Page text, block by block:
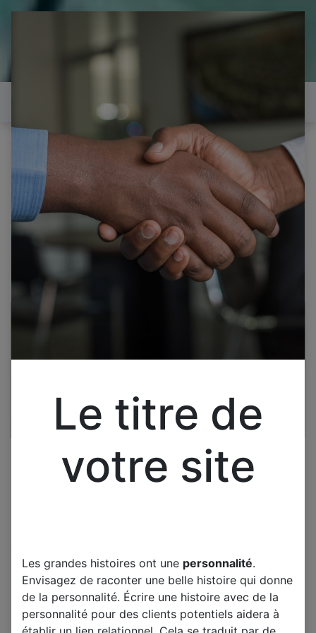
il est temps de
réparer...Electronique 66 est
heureux de vous aider
Tous les produits
Pour tv EDENWOOD ED65CO3UHD-VE CARTE
MERE 17MB170
Pour tv EDENWOOD
ED65CO3UHD-VE CARTE
MERE 17MB170
Le titre de
votre site
Les grandes histoires ont une personnalité.
Envisagez de raconter une belle histoire qui donne
de la personnalité. Écrire une histoire avec de la
personnalité pour des clients potentiels aidera à